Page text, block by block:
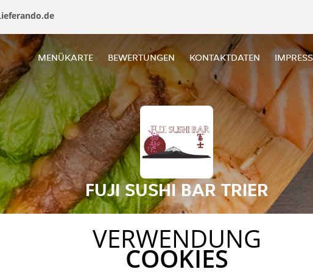
MENÜKARTE BEWERTUNGEN KONTAKTDATEN
FUJI SUSHI BAR TRIER
VERWENDUNG
COOKIES